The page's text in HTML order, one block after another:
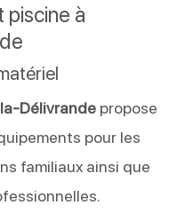
piscine à
Délivrandepropose
pour les
familiaux ainsi que